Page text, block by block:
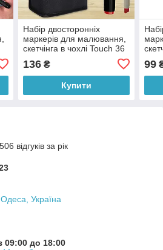
Набір двосторонніх
маркерів для малювання,
скетчінга в чохлі Touch 36
шт спиртові фломастери
136₴
Купити
99
відгуків за рік
Україна
09:00 до 18:00